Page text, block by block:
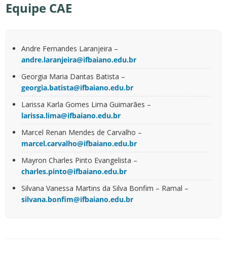
Equipe CAE
Andre Fernandes Laranjeira –
andre.laranjeira@ifbaiano.edu.br
Georgia Maria Dantas Batista –
georgia.batista@ifbaiano.edu.br
Larissa Karla Gomes Lima Guimarães –
larissa.lima@ifbaiano.edu.br
Marcel Renan Mendes de Carvalho –
marcel.carvalho@ifbaiano.edu.br
Mayron Charles Pinto Evangelista –
charles.pinto@ifbaiano.edu.br
Silvana Vanessa Martins da Silva Bonfim – Ramal –
silvana.bonfim@ifbaiano.edu.br